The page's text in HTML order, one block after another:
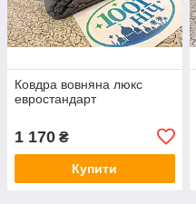
Ковдра вовняна люкс
евростандарт
1 170 ₴
Купити